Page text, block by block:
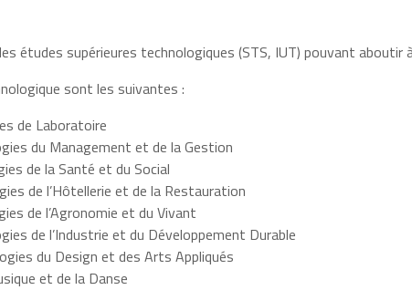
études supérieures technologiques (STS, IUT) pouvant aboutir
sont les suivantes :
de Laboratoire
du Management et de la Gestion
de la Santé et du Social
de l’Hôtellerie et de la Restauration
de l’Agronomie et du Vivant
de l’Industrie et du Développement Durable
du Design et des Arts Appliqués
et de la Danse